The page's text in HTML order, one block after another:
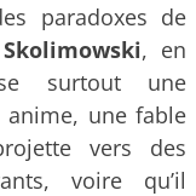
paradoxes de
, en
surtout une
une fable
vers des
voire qu’il